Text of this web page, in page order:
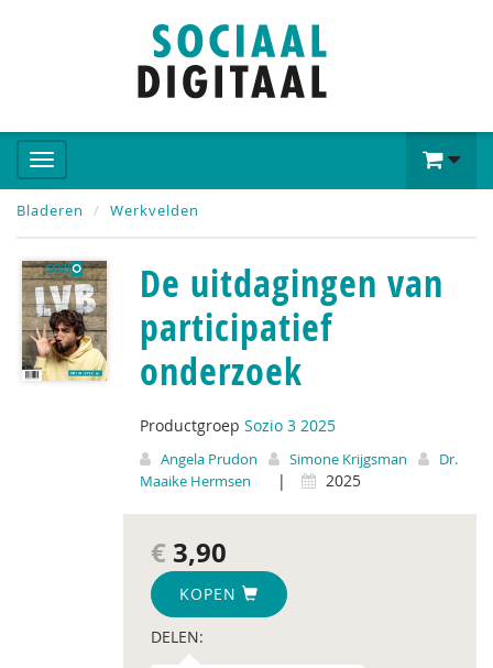
Bladeren Werkvelden
De uitdagingen van
participatief
onderzoek
Productgroep Sozio 3 2025
Angela Prudon Simone Krijgsman
Dr.
Maaike Hermsen
| 2025
€ 3,90
KOPEN
DELEN: